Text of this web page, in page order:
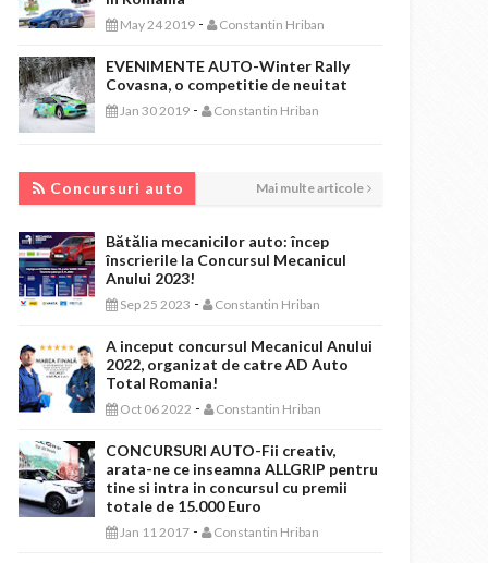
May 24 2019 - Constantin Hriban
EVENIMENTE AUTO-Winter Rally
Covasna, o competitie de neuitat
Jan 30 2019 - Constantin Hriban
Concursuri auto Mai multe articole
Bătălia mecanicilor auto: încep
înscrierile la Concursul Mecanicul
Anului 2023!
Sep 25 2023 - Constantin Hriban
A inceput concursul Mecanicul Anului
2022, organizat de catre AD Auto
Total Romania!
Oct 06 2022 - Constantin Hriban
CONCURSURI AUTO-Fii creativ,
arata-ne ce inseamna ALLGRIP pentru
tine si intra in concursul cu premii
totale de 15.000 Euro
Jan 11 2017 - Constantin Hriban